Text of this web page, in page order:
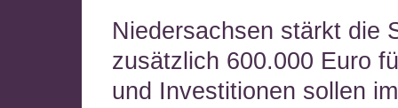
Niedersachsen stärkt die
zusätzlich 600.000 Euro
und Investitionen sollen im